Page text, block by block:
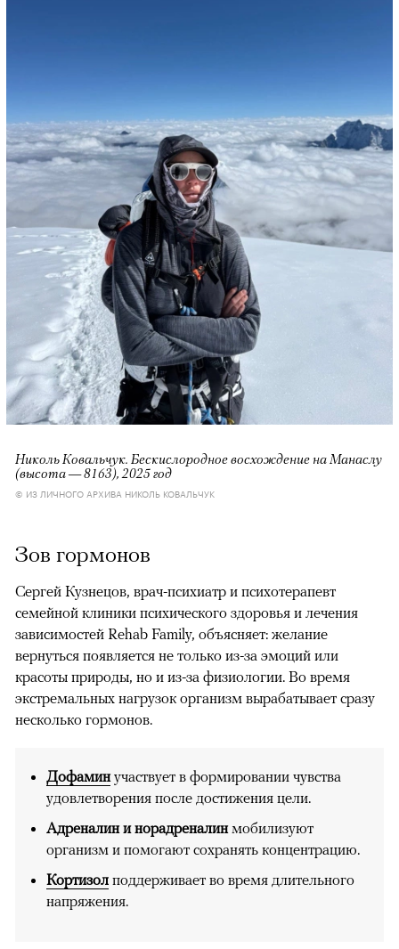
Николь Ковальчук. Бескислородное восхождение на Манаслу
(высота — 8163), 2025 год
© ИЗ ЛИЧНОГО АРХИВА НИКОЛЬ КОВАЛЬЧУК
Зов гормонов
Сергей Кузнецов, врач-психиатр и психотерапевт
семейной клиники психического здоровья и лечения
зависимостей Rehab Family, объясняет: желание
вернуться появляется не только из-за эмоций или
красоты природы, но и из-за физиологии. Во время
экстремальных нагрузок организм вырабатывает сразу
несколько гормонов.
Дофаминучаствует в формировании чувства
удовлетворения после достижения цели.
Адреналин и норадреналинмобилизуют
организм и помогают сохранять концентрацию.
Кортизол поддерживает во время длительного
напряжения.